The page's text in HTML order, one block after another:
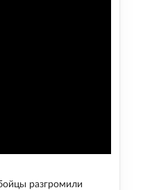
разгромили